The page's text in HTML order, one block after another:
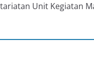
Unit Kegiatan